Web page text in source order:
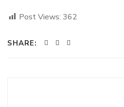
Post Views: 362
SHARE: